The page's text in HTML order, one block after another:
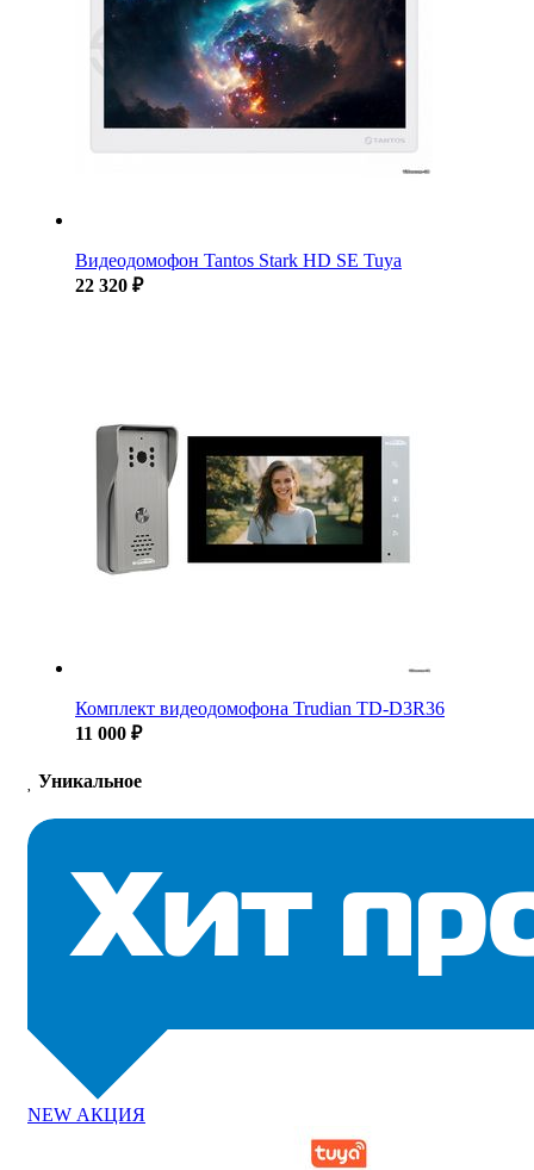
Видеодомофон Tantos Stark HD SE Tuya
22 320 ₽
Комплект видеодомофона Trudian TD-D3R36
11 000 ₽
Уникальное
NEW АКЦИЯ